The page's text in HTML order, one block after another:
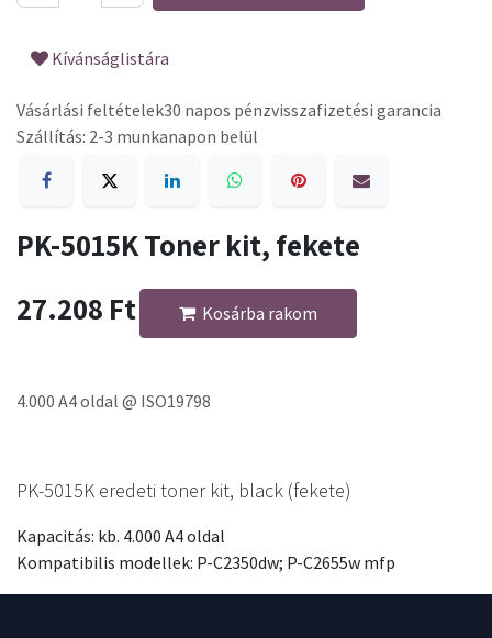
Kívánságlistára
Vásárlási feltételek30 napos pénzvisszafizetési garancia
Szállítás: 2-3 munkanapon belül
PK-5015K Toner kit, fekete
27.208 Ft Kosárba rakom
4.000 A4 oldal @ ISO19798
PK-5015K eredeti toner kit, black (fekete)
Kapacitás: kb. 4.000 A4 oldal
Kompatibilis modellek: P-C2350dw; P-C2655w mfp